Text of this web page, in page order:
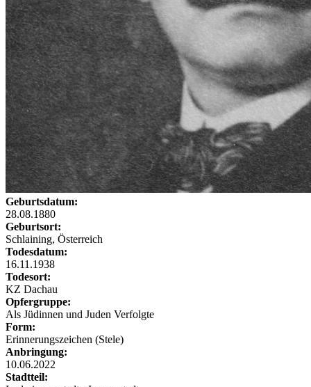
Geburtsdatum:
28.08.1880
Geburtsort:
Schlaining, Österreich
Todesdatum:
16.11.1938
Todesort:
KZ Dachau
Opfergruppe:
Als Jüdinnen und Juden Verfolgte
Form:
Erinnerungszeichen (Stele)
Anbringung:
10.06.2022
Stadtteil: